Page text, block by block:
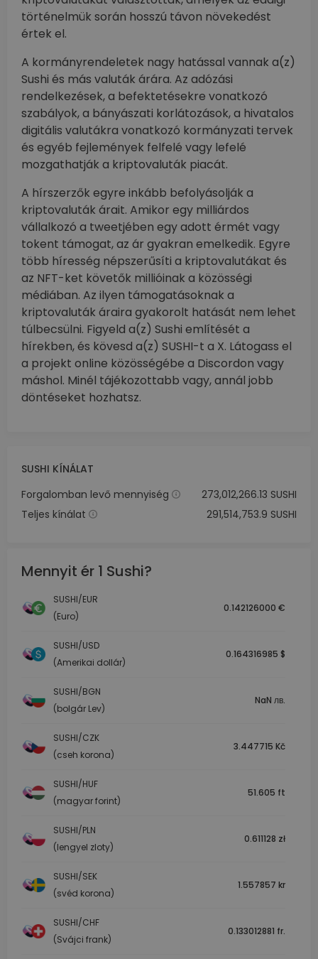
történelmük során hosszú távon növekedést
értek el.
A kormányrendeletek nagy hatással vannak a(z)
Sushi és más valuták árára. Az adózási
rendelkezések, a befektetésekre vonatkozó
szabályok, a bányászati korlátozások, a hivatalos
digitális valutákra vonatkozó kormányzati tervek
és egyéb fejlemények felfelé vagy lefelé
mozgathatják a kriptovaluták piacát.
A hírszerzők egyre inkább befolyásolják a
kriptovaluták árait. Amikor egy milliárdos
vállalkozó a tweetjében egy adott érmét vagy
tokent támogat, az ár gyakran emelkedik. Egyre
több híresség népszerűsíti a kriptovalutákat és
az NFT-ket követők millióinak a közösségi
médiában. Az ilyen támogatásoknak a
kriptovaluták áraira gyakorolt hatását nem lehet
túlbecsülni. Figyeld a(z) Sushi említését a
hírekben, és kövesd a(z) SUSHI-t a X. Látogass el
a projekt online közösségébe a Discordon vagy
máshol. Minél tájékozottabb vagy, annál jobb
döntéseket hozhatsz.
SUSHI KÍNÁLAT
Forgalomban levő mennyiség
273,012,266.13 SUSHI
Teljes kínálat
291,514,753.9 SUSHI
Mennyit ér 1 Sushi?
SUSHI/EUR
(Euro)
0.142126000 €
SUSHI/USD
(Amerikai dollár)
0.164316985 $
SUSHI/BGN
(bolgár Lev)
NaN лв.
SUSHI/CZK
(cseh korona)
3.447715 Kč
SUSHI/HUF
(magyar forint)
51.605 ft
SUSHI/PLN
(lengyel zloty)
0.611128 zł
SUSHI/SEK
(svéd korona)
1.557857 kr
SUSHI/CHF
(Svájci frank)
0.133012881 fr.